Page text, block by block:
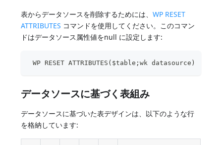
表からデータソースを削除するためには、WP RESET
ATTRIBUTES コマンドを使用してください。このコマン
ドはデータソース属性値をnull に設定します:
WP RESET ATTRIBUTES($table;wk datasource)
データソースに基づく表組み
データソースに基づいた表デザインは、以下のような行
を格納しています: